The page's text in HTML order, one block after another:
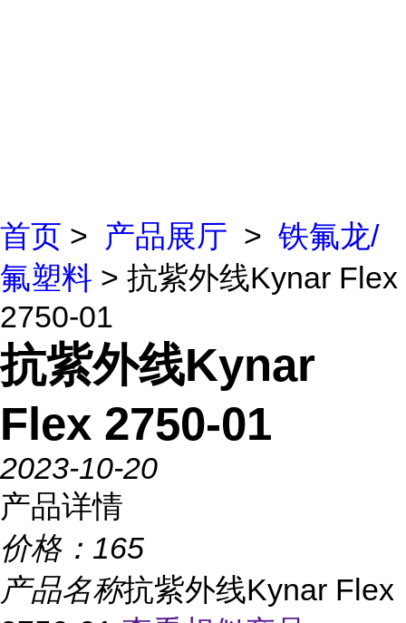
首页 > 产品展厅 > 铁氟龙/
氟塑料 > 抗紫外线Kynar Flex
2750-01
抗紫外线Kynar
Flex 2750-01
2023-10-20
产品详情
价格： 165
产品名称抗紫外线Kynar Flex